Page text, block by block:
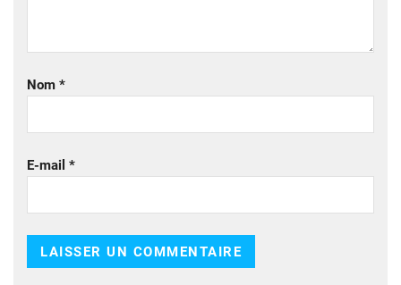
Nom *
E-mail *